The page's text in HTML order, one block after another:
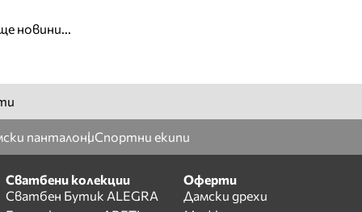
новини...
панталониСпортни екипи
Сватбени колекции
Сватбен Бутик ALEGRA
Оферти
Дамски дрехи